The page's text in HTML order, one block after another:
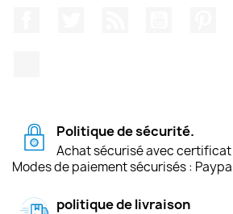
Politique de sécurité.
Achat sécurisé avec certificat
Modes de paiement sécurisés :
politique de livraison